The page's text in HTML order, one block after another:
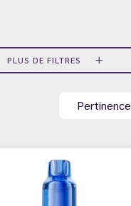
PLUS DE FILTRES
Pertinence